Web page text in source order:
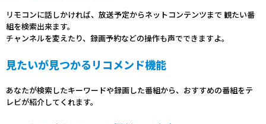
リモコンに話しかければ、放送予定からネットコンテンツまで 観たい番
組を検索出来ます。
チャンネルを変えたり、録画予約などの操作も声でできますよ。
見たいが見つかるリコメンド機能
あなたが検索したキーワードや録画した番組から、おすすめの番組をテ
レビが紹介してくれます。